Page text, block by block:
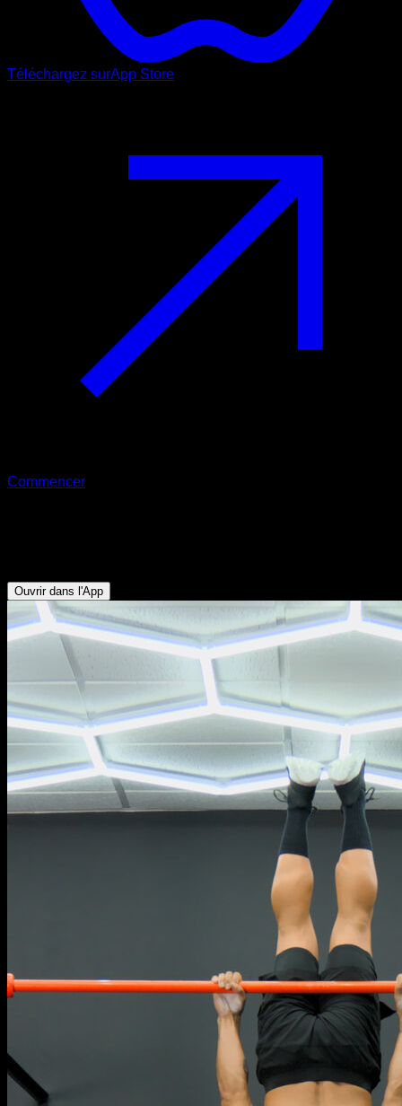
Téléchargez surApp Store
Commencer
Ouvrir dans l'App